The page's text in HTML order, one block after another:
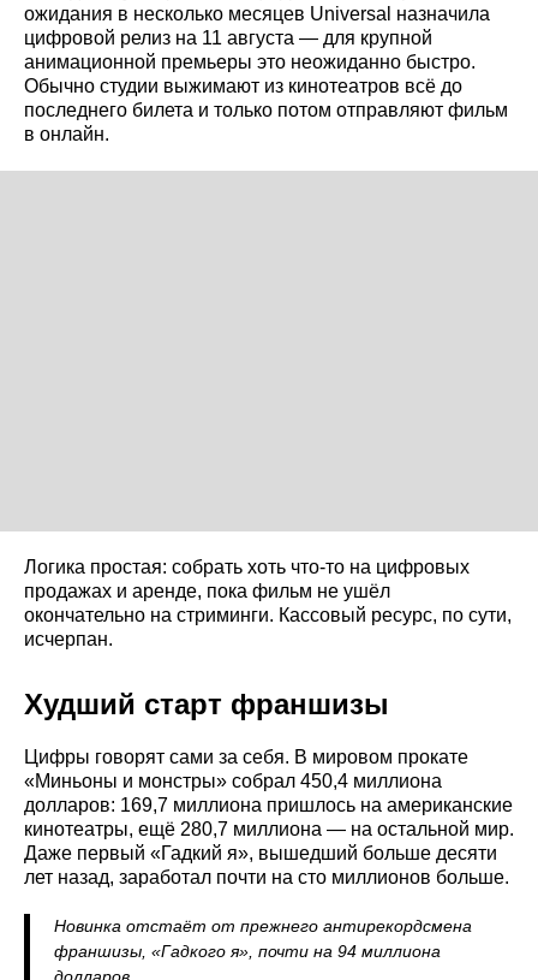
ожидания в несколько месяцев Universal назначила
цифровой релиз на 11 августа — для крупной
анимационной премьеры это неожиданно быстро.
Обычно студии выжимают из кинотеатров всё до
последнего билета и только потом отправляют фильм
в онлайн.
Логика простая: собрать хоть что-то на цифровых
продажах и аренде, пока фильм не ушёл
окончательно на стриминги. Кассовый ресурс, по сути,
исчерпан.
Худший старт франшизы
Цифры говорят сами за себя. В мировом прокате
«Миньоны и монстры» собрал 450,4 миллиона
долларов: 169,7 миллиона пришлось на американские
кинотеатры, ещё 280,7 миллиона — на остальной мир.
Даже первый «Гадкий я», вышедший больше десяти
лет назад, заработал почти на сто миллионов больше.
Новинка отстаёт от прежнего антирекордсмена
франшизы, «Гадкого я», почти на 94 миллиона